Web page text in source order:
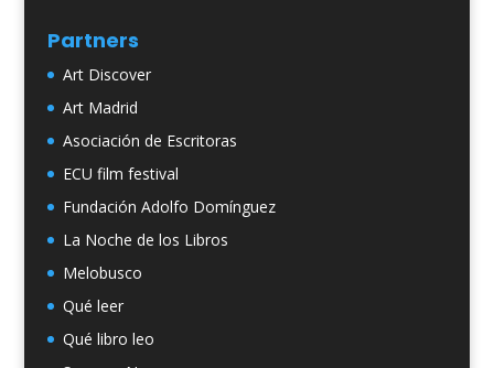
Partners
Art Discover
Art Madrid
Asociación de Escritoras
ECU film festival
Fundación Adolfo Domínguez
La Noche de los Libros
Melobusco
Qué leer
Qué libro leo